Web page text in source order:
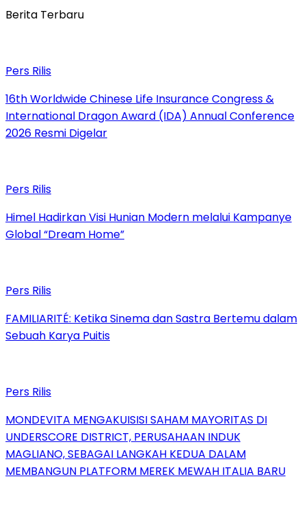
Berita Terbaru
Pers Rilis
16th Worldwide Chinese Life Insurance Congress &
International Dragon Award (IDA) Annual Conference
2026 Resmi Digelar
Pers Rilis
Himel Hadirkan Visi Hunian Modern melalui Kampanye
Global “Dream Home”
Pers Rilis
FAMILIARITÉ: Ketika Sinema dan Sastra Bertemu dalam
Sebuah Karya Puitis
Pers Rilis
MONDEVITA MENGAKUISISI SAHAM MAYORITAS DI
UNDERSCORE DISTRICT, PERUSAHAAN INDUK
MAGLIANO, SEBAGAI LANGKAH KEDUA DALAM
MEMBANGUN PLATFORM MEREK MEWAH ITALIA BARU